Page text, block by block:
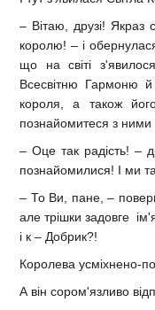
– Вітаю, друзі! Якраз
королю! – і
що на світі
Всесвітню Гармоню
короля, а також
познайомитеся з ними
– Оце так радість! –
познайомилися! І ми
– То Ви, пане, –
але трішки задовге
і к – Добрик?!
Королева усміхнено-
А він сором'язливо